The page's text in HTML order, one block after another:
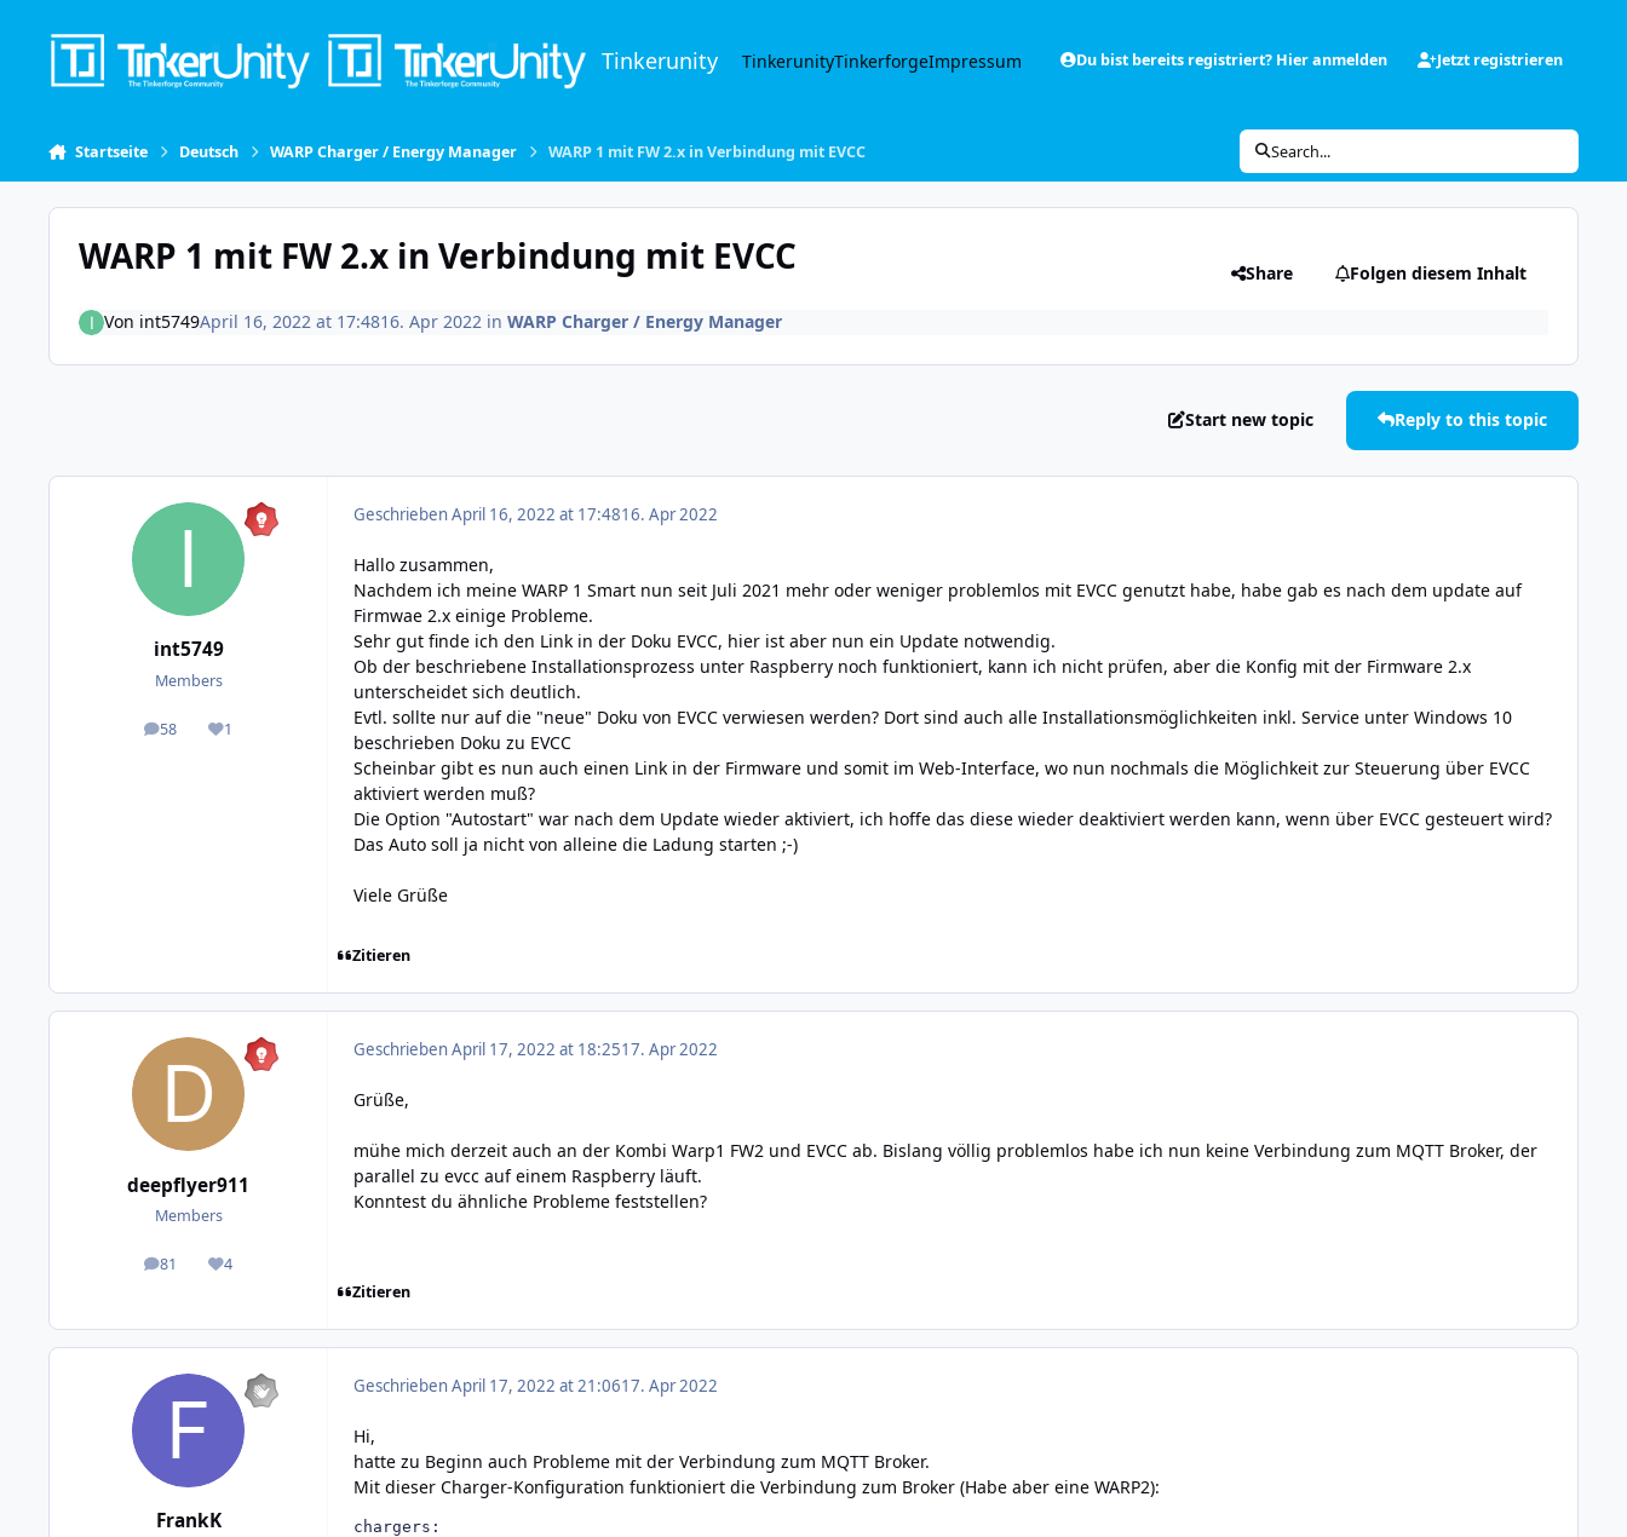
Tinkerunity TinkerunityTinkerforgeImpressum Du bist bereits registriert? Hier anmelden Jetzt registrieren
Startseite Deutsch WARP Charger / Energy Manager WARP 1 mit FW 2.x in Verbindung mit EVCC Search...
WARP 1 mit FW 2.x in Verbindung mit EVCC Share Folgen diesem Inhalt
Von int5749April 16, 2022 at 17:4816. Apr 2022in WARP Charger / Energy Manager
Start new topic Reply to this topic
int5749
Members
58
posts 1
Reputation
GeschriebenApril 16, 2022 at 17:4816. Apr 2022
Hallo zusammen,
Nachdem ich meine WARP 1 Smart nun seit Juli 2021 mehr oder weniger problemlos mit EVCC genutzt habe, habe gab es nach dem update auf
Firmwae 2.x einige Probleme.
Sehr gut finde ich den Link in der Doku EVCC, hier ist aber nun ein Update notwendig.
Ob der beschriebene Installationsprozess unter Raspberry noch funktioniert, kann ich nicht prüfen, aber die Konfig mit der Firmware 2.x
unterscheidet sich deutlich.
Evtl. sollte nur auf die "neue" Doku von EVCC verwiesen werden? Dort sind auch alle Installationsmöglichkeiten inkl. Service unter Windows 10
beschrieben Doku zu EVCC
Scheinbar gibt es nun auch einen Link in der Firmware und somit im Web-Interface, wo nun nochmals die Möglichkeit zur Steuerung über EVCC
aktiviert werden muß?
Die Option "Autostart" war nach dem Update wieder aktiviert, ich hoffe das diese wieder deaktiviert werden kann, wenn über EVCC gesteuert wird?
Das Auto soll ja nicht von alleine die Ladung starten ;-)
Viele Grüße
Zitieren
deepflyer911
Members
81
posts 4
Reputation
GeschriebenApril 17, 2022 at 18:2517. Apr 2022
Grüße,
mühe mich derzeit auch an der Kombi Warp1 FW2 und EVCC ab. Bislang völlig problemlos habe ich nun keine Verbindung zum MQTT Broker, der
parallel zu evcc auf einem Raspberry läuft.
Konntest du ähnliche Probleme feststellen?
Zitieren
FrankK
GeschriebenApril 17, 2022 at 21:0617. Apr 2022
Hi,
hatte zu Beginn auch Probleme mit der Verbindung zum MQTT Broker.
Mit dieser Charger-Konfiguration funktioniert die Verbindung zum Broker (Habe aber eine WARP2):
chargers :